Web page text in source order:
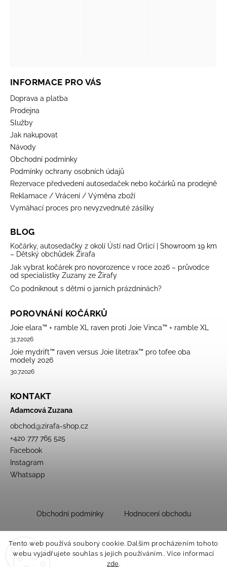
Tento web používá soubory cookie. Dalším procházením tohoto
webu vyjadřujete souhlas s jejich používáním.. Více informací
zde.
INFORMACE PRO VÁS
Doprava a platba
Prodejna
Služby
Jak nakupovat
Návody
Obchodní podmínky
Podmínky ochrany osobních údajů
Rezervace předvedení autosedaček nebo kočárků na prodejně
Reklamace / Vrácení / Výměna zboží
Vymáhací proces pro nevyzvednuté zásilky
BLOG
Kočárky, autosedačky z okolí Ústí nad Orlicí | Showroom 19 km
– Dětský obchůdek Žirafa
Jak vybrat kočárek pro novorozence v roce 2026 – průvodce
od specialistky Zuzany ze Žirafy
Co podniknout s dětmi o jarních prázdninách?
POROVNÁNÍ KOČÁRKŮ
Joie elara™ + ramble XL raven proti Joie Vinca™ + ramble XL
31.7.2026
Joie mydrift™ raven versus Joie litetrax™ pro tofee oba
modely 2026
30.7.2026
KONTAKT
Adamcová Zuzana
obchod@zirafa-shop.cz
+420 777 765 525
Facebook
Instagram
Whatsapp
Obchodní podmínky Hodnocení obchodu